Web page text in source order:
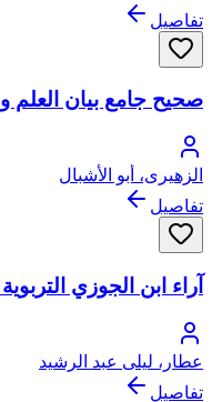
تفاصيل
صحيح جامع بيان العلم
الزهيرى، أبو الأشبال
تفاصيل
آراء ابن الجوزي
عطار، ليلى عبد الرشيد
تفاصيل